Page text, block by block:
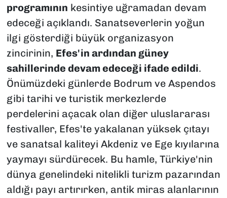
programının kesintiye uğramadan devam
edeceği açıklandı. Sanatseverlerin yoğun
ilgi gösterdiği büyük organizasyon
zincirinin, Efes'in ardından güney
sahillerinde devam edeceği ifade edildi.
Önümüzdeki günlerde Bodrum ve Aspendos
gibi tarihi ve turistik merkezlerde
perdelerini açacak olan diğer uluslararası
festivaller, Efes'te yakalanan yüksek çıtayı
ve sanatsal kaliteyi Akdeniz ve Ege kıyılarına
yaymayı sürdürecek. Bu hamle, Türkiye'nin
dünya genelindeki nitelikli turizm pazarından
aldığı payı artırırken, antik miras alanlarının